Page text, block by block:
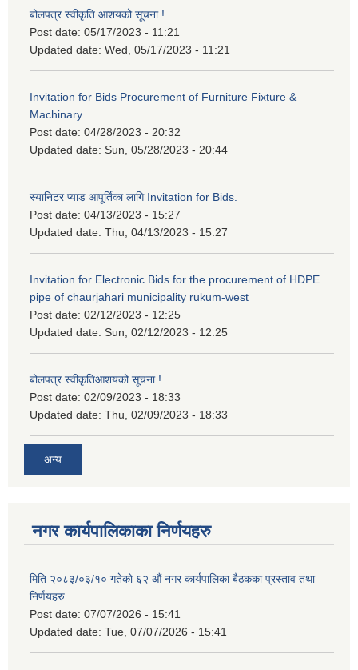
बोलपत्र स्वीकृति आशयको सूचना !
Post date: 05/17/2023 - 11:21
Updated date: Wed, 05/17/2023 - 11:21
Invitation for Bids Procurement of Furniture Fixture &
Machinary
Post date: 04/28/2023 - 20:32
Updated date: Sun, 05/28/2023 - 20:44
स्यानिटर प्याड आपूर्तिका लागि Invitation for Bids.
Post date: 04/13/2023 - 15:27
Updated date: Thu, 04/13/2023 - 15:27
Invitation for Electronic Bids for the procurement of HDPE
pipe of chaurjahari municipality rukum-west
Post date: 02/12/2023 - 12:25
Updated date: Sun, 02/12/2023 - 12:25
बोलपत्र स्वीकृतिआशयको सूचना !.
Post date: 02/09/2023 - 18:33
Updated date: Thu, 02/09/2023 - 18:33
अन्य
नगर कार्यपालिकाका निर्णयहरु
मिति २०८३/०३/१० गतेको ६२ औं नगर कार्यपालिका बैठकका प्रस्ताव तथा
निर्णयहरु
Post date: 07/07/2026 - 15:41
Updated date: Tue, 07/07/2026 - 15:41